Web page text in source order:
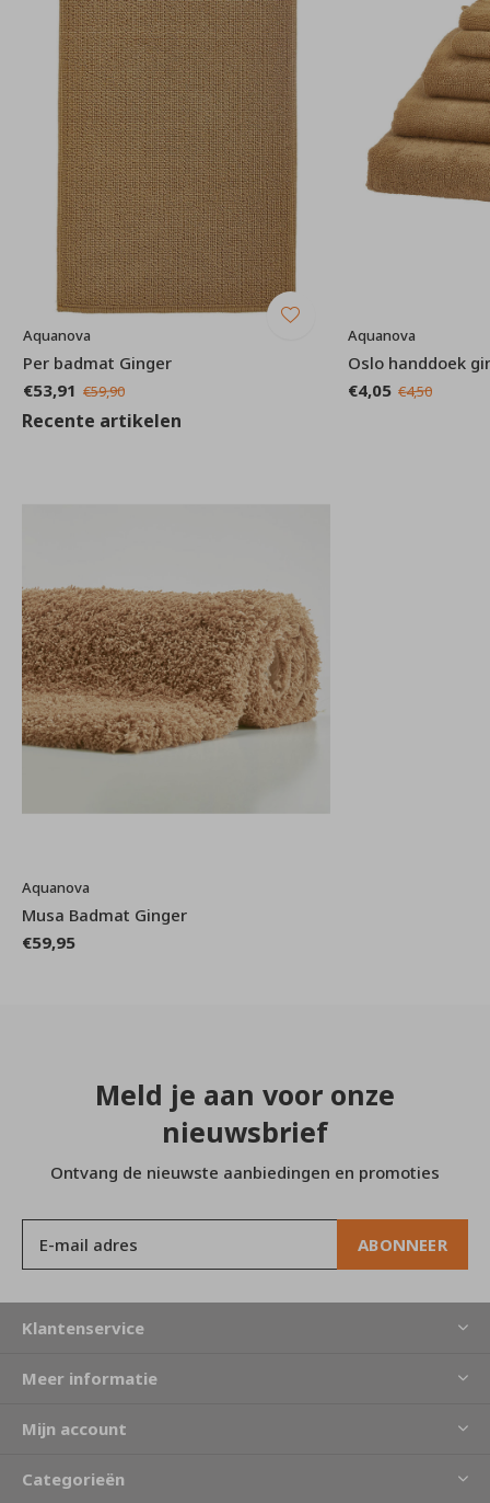
Aquanova
Per badmat Ginger
€53,91 €59,90
Aquanova
Oslo handdoek
€4,05 €4,50
Recente artikelen
Aquanova
Musa Badmat Ginger
€59,95
Meld je aan voor onze
nieuwsbrief
Ontvang de nieuwste aanbiedingen en promoties
ABONNEER
Klantenservice
Meer informatie
Mijn account
Categorieën